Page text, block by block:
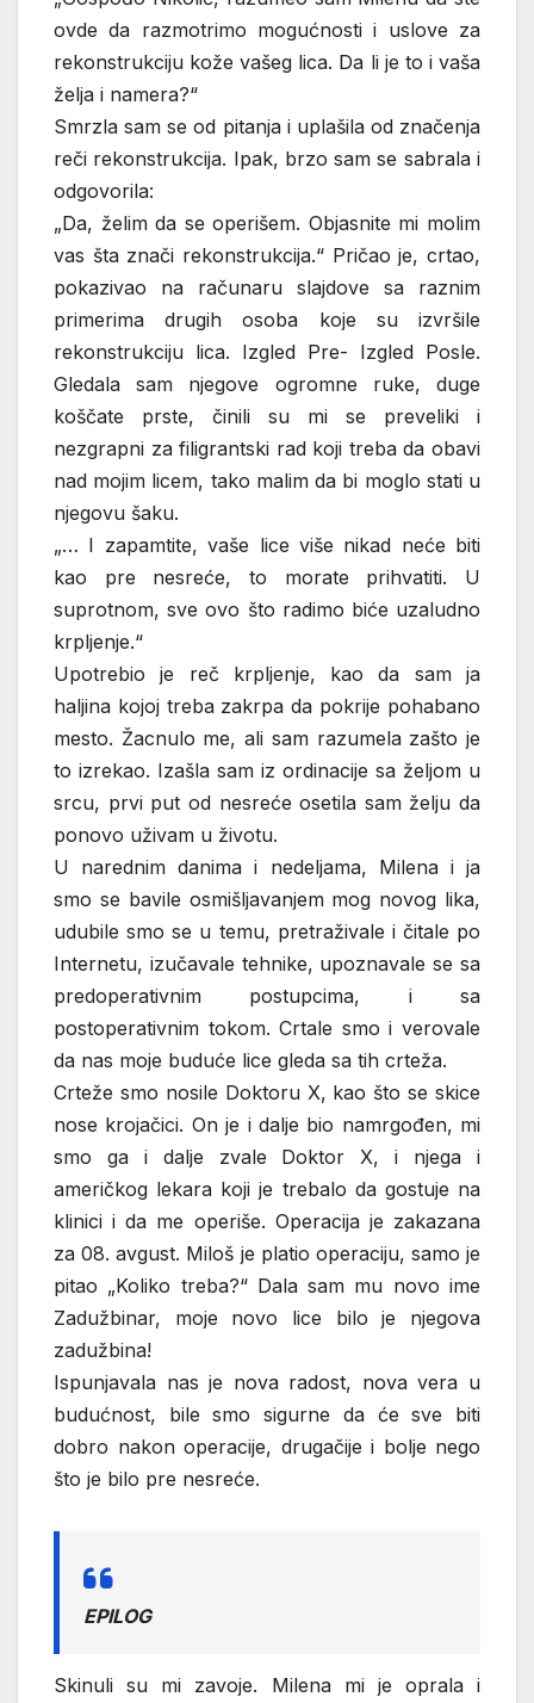
ovde da razmotrimo mogućnosti i uslove za
rekonstrukciju kože vašeg lica. Da li je to i vaša
želja i namera?“
Smrzla sam se od pitanja i uplašila od značenja
reči rekonstrukcija. Ipak, brzo sam se sabrala i
odgovorila:
„Da, želim da se operišem. Objasnite mi molim
vas šta znači rekonstrukcija.“ Pričao je, crtao,
pokazivao na računaru slajdove sa raznim
primerima drugih osoba koje su izvršile
rekonstrukciju lica. Izgled Pre- Izgled Posle.
Gledala sam njegove ogromne ruke, duge
koščate prste, činili su mi se preveliki i
nezgrapni za filigrantski rad koji treba da obavi
nad mojim licem, tako malim da bi moglo stati u
njegovu šaku.
„… I zapamtite, vaše lice više nikad neće biti
kao pre nesreće, to morate prihvatiti. U
suprotnom, sve ovo što radimo biće uzaludno
krpljenje.“
Upotrebio je reč krpljenje, kao da sam ja
haljina kojoj treba zakrpa da pokrije pohabano
mesto. Žacnulo me, ali sam razumela zašto je
to izrekao. Izašla sam iz ordinacije sa željom u
srcu, prvi put od nesreće osetila sam želju da
ponovo uživam u životu.
U narednim danima i nedeljama, Milena i ja
smo se bavile osmišljavanjem mog novog lika,
udubile smo se u temu, pretraživale i čitale po
Internetu, izučavale tehnike, upoznavale se sa
predoperativnim postupcima, i sa
postoperativnim tokom. Crtale smo i verovale
da nas moje buduće lice gleda sa tih crteža.
Crteže smo nosile Doktoru X, kao što se skice
nose krojačici. On je i dalje bio namrgođen, mi
smo ga i dalje zvale Doktor X, i njega i
američkog lekara koji je trebalo da gostuje na
klinici i da me operiše. Operacija je zakazana
za 08. avgust. Miloš je platio operaciju, samo je
pitao „Koliko treba?“ Dala sam mu novo ime
Zadužbinar, moje novo lice bilo je njegova
zadužbina!
Ispunjavala nas je nova radost, nova vera u
budućnost, bile smo sigurne da će sve biti
dobro nakon operacije, drugačije i bolje nego
što je bilo pre nesreće.
EPILOG
Skinuli su mi zavoje. Milena mi je oprala i